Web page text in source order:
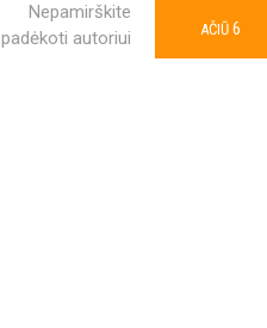
Nepamirškite
padėkoti autoriui
AČIŪ 6